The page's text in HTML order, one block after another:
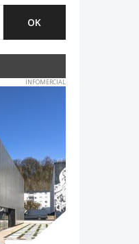
INFOMERCIAL